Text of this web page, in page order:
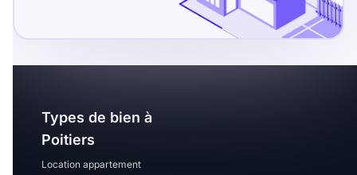
Types de bien à
Poitiers
Location appartement